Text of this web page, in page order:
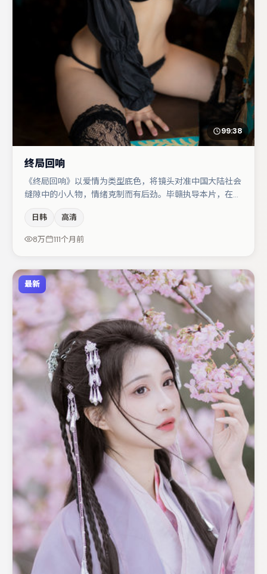
99:38
终局回响
《终局回响》以爱情为类型底色，将镜头对准中国大陆社会
缝隙中的小人物，情绪克制而有后劲。毕赣执导本片，在场
马丽在片中承担叙事驱动，张子枫、秦海璐分别提供反差与
喜剧/悬疑调剂（视场次而定）。整体完成度较高，适合周
日韩 高清
8万 111个月前
最新